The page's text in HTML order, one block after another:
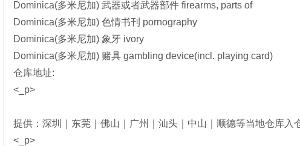
Dominica(多米尼加) 武器或者武器部件 firearms, parts of
Dominica(多米尼加) 色情书刊 pornography
Dominica(多米尼加) 象牙 ivory
Dominica(多米尼加) 赌具 gambling device(incl. playing card)
仓库地址:
<_p>
提供：深圳｜东莞｜佛山｜广州｜汕头｜中山｜顺德等当地仓库入
<_p>
到门运
意大利双清专线,意大利海运双清包税,意大利
到门运
西班牙双清专线,西班